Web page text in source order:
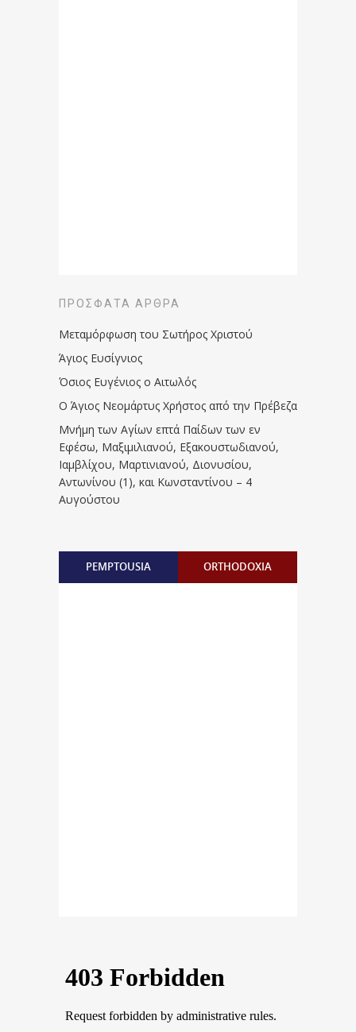
ΠΡΌΣΦΑΤΑ ΆΡΘΡΑ
Μεταμόρφωση του Σωτήρος Χριστού
Άγιος Ευσίγνιος
Όσιος Ευγένιος ο Αιτωλός
Ο Άγιος Νεομάρτυς Χρήστος από την Πρέβεζα
Μνήμη των Aγίων επτά Παίδων των εν
Eφέσω, Mαξιμιλιανού, Eξακουστωδιανού,
Iαμβλίχου, Mαρτινιανού, Διονυσίου,
Aντωνίνου (1), και Kωνσταντίνου – 4
Αυγούστου
PEMPTOUSIA ORTHODOXIA